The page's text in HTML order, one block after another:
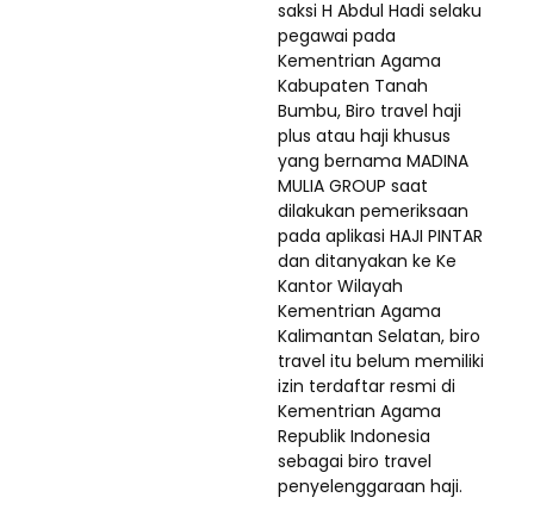
saksi H Abdul Hadi selaku
pegawai pada
Kementrian Agama
Kabupaten Tanah
Bumbu, Biro travel haji
plus atau haji khusus
yang bernama MADINA
MULIA GROUP saat
dilakukan pemeriksaan
pada aplikasi HAJI PINTAR
dan ditanyakan ke Ke
Kantor Wilayah
Kementrian Agama
Kalimantan Selatan, biro
travel itu belum memiliki
izin terdaftar resmi di
Kementrian Agama
Republik Indonesia
sebagai biro travel
penyelenggaraan haji.